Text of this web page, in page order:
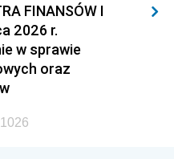
FINANSÓW I
2026 r.
w sprawie
oraz